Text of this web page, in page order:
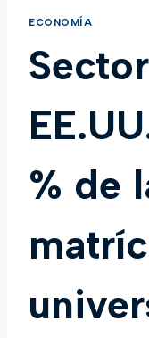
ECONOMÍA
% de